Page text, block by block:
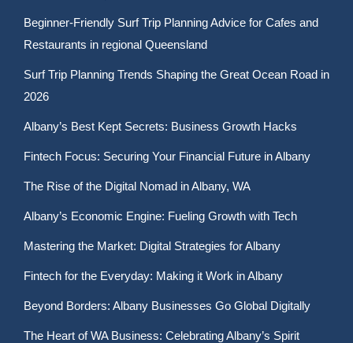
Beginner-Friendly Surf Trip Planning Advice for Cafes and
Restaurants in regional Queensland
Surf Trip Planning Trends Shaping the Great Ocean Road in
2026
Albany’s Best Kept Secrets: Business Growth Hacks
Fintech Focus: Securing Your Financial Future in Albany
The Rise of the Digital Nomad in Albany, WA
Albany’s Economic Engine: Fueling Growth with Tech
Mastering the Market: Digital Strategies for Albany
Fintech for the Everyday: Making it Work in Albany
Beyond Borders: Albany Businesses Go Global Digitally
The Heart of WA Business: Celebrating Albany’s Spirit